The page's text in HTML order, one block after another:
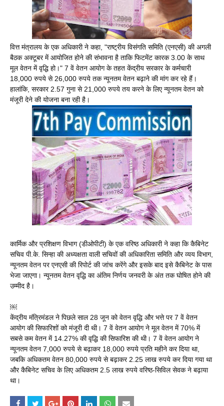
वित्त मंत्रालय के एक अधिकारी ने कहा, "राष्ट्रीय विसंगति समिति (एनएसी) की अगली
बैठक अक्टूबर में आयोजित होने की संभावना है ताकि फिटमेंट कारक 3.00 के साथ
मूल वेतन में वृद्धि हो।" 7 वें वेतन आयोग के तहत केंद्रीय सरकार के कर्मचारी
18,000 रुपये से 26,000 रुपये तक न्यूनतम वेतन बढ़ाने की मांग कर रहे हैं।
हालांकि, सरकार 2.57 गुना से 21,000 रुपये तय करने के लिए न्यूनतम वेतन को
मंजूरी देने की योजना बना रही है।
कार्मिक और प्रशिक्षण विभाग (डीओपीटी) के एक वरिष्ठ अधिकारी ने कहा कि कैबिनेट
सचिव पी.के. सिन्हा की अध्यक्षता वाली सचिवों की अधिकारिता समिति और व्यय विभाग,
न्यूनतम वेतन पर एनएसी की रिपोर्ट की जांच करेंगे और इसके बाद इसे कैबिनेट के पास
भेजा जाएगा। न्यूनतम वेतन वृद्धि का अंतिम निर्णय जनवरी के अंत तक घोषित होने की
उम्मीद है।
￼
केंद्रीय मंत्रिमंडल ने पिछले साल 28 जून को वेतन वृद्धि और भत्ते पर 7 वें वेतन
आयोग की सिफारिशों को मंजूरी दी थी। 7 वें वेतन आयोग ने मूल वेतन में 70% में
सबसे कम वेतन में 14.27% की वृद्धि की सिफारिश की थी। 7 वें वेतन आयोग ने
न्यूनतम वेतन 7,000 रुपये से बढ़ाकर 18,000 रुपये प्रति महीने कर दिया था,
जबकि अधिकतम वेतन 80,000 रुपये से बढ़ाकर 2.25 लाख रुपये कर दिया गया था
और कैबिनेट सचिव के लिए अधिकतम 2.5 लाख रुपये वरिष्ठ-सिविल सेवक ने बढ़ाया
था।